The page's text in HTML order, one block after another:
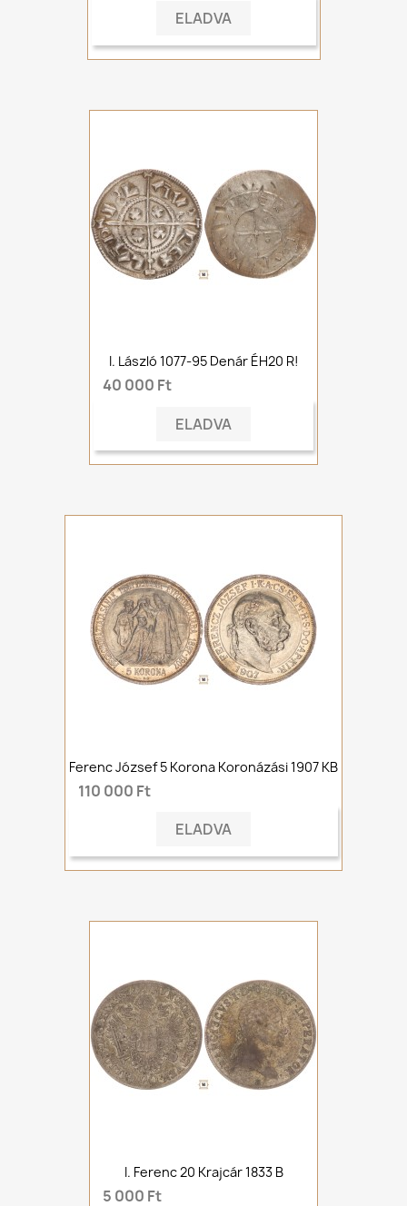
ELADVA
I. László 1077-95 Denár ÉH20 R!
40 000 Ft
ELADVA
Ferenc József 5 Korona Koronázási 1907 KB
110 000 Ft
ELADVA
I. Ferenc 20 Krajcár 1833 B
5 000 Ft